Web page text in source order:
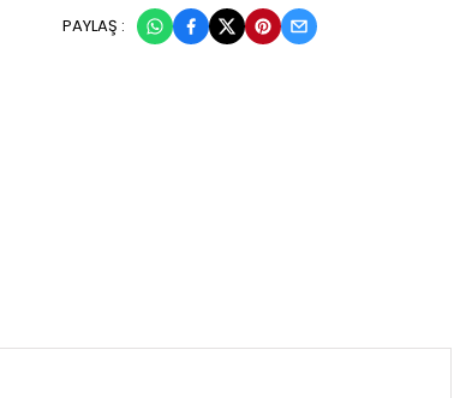
PAYLAŞ :